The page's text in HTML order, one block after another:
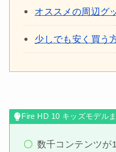
オススメの周辺グ
少しでも安く買う
Fire HD 10 キッズモデル
数千コンテンツが